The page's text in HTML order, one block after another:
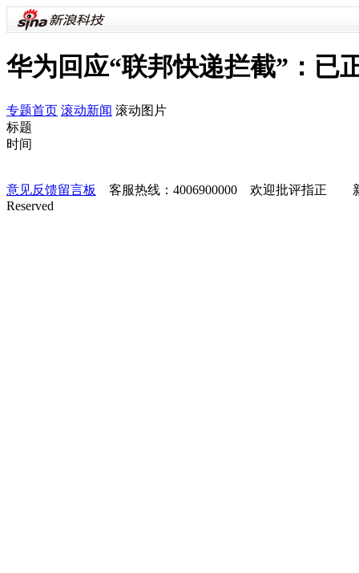
华为回应“联邦快递拦截”：已
专题首页 滚动新闻 滚动图片
标题
时间
意见反馈留言板
客服热线：4006900000 欢迎批评指正
Reserved